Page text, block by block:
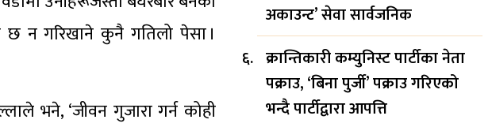
न गरिखाने कुनै गतिलो पेसा ।
भने, ‘जीवन गुजारा गर्न कोही
अकाउन्ट’ सेवा सार्वजनिक
क्रान्तिकारी कम्युनिस्ट पार्टीका नेता
पक्राउ, ‘बिना पुर्जी’ पक्राउ गरिएको
भन्दै पार्टीद्वारा आपत्ति